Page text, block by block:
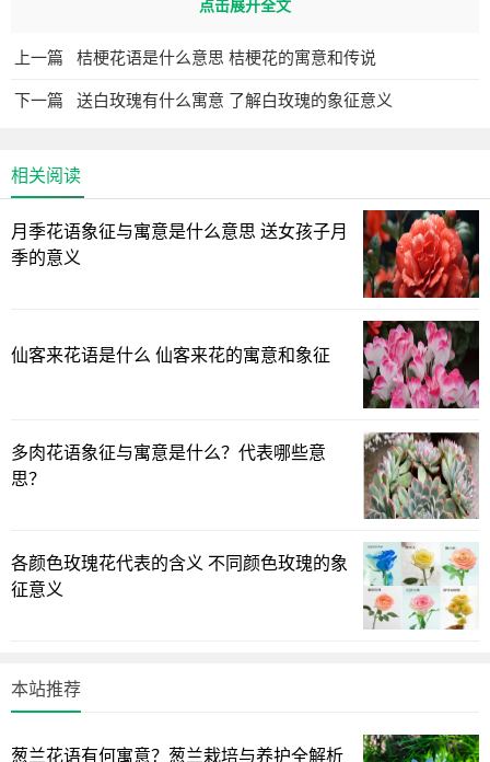
这是日本的一个传说，在一个村庄里，有一个叫阿呆的
人，做了一个梦。梦到对岸岛上的一个寺庙里，种了四十九
棵扶桑花，其中开红花的那一棵树下埋着一坛金子。第二
天，阿呆就迫不及待地驾船到了对岸的小岛。寺庙里果然种
有四十九棵扶桑花。可是，时值深秋，已经看不到花了，阿
呆只好住了下来，等候春天的花开。转眼间，冬去春来，扶
桑花一一盛开了，但都是黄色的花，阿呆没有找到开红花的
那一株。寺里的僧人也告诉他，从未见过红色的扶桑花，阿
点击展开全文
上一篇 桔梗花语是什么意思 桔梗花的寓意和传说
下一篇 送白玫瑰有什么寓意 了解白玫瑰的象征意义
相关阅读
月季花语象征与寓意是什么意思 送女孩子月
季的意义
仙客来花语是什么 仙客来花的寓意和象征
多肉花语象征与寓意是什么？代表哪些意
思？
各颜色玫瑰花代表的含义 不同颜色玫瑰的象
征意义
本站推荐
葱兰花语有何寓意？葱兰栽培与养护全解析